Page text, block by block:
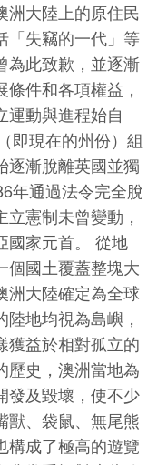
洲大陸上的原住民
「失竊的一代」等
為此致歉，並逐漸
件和各項權益，
運動與進程始自
即現在的州份）組
逐漸脫離英國並獨
年通過法令完全脫
憲制未曾變動，
國家元首。 從地
個國土覆蓋整塊大
洲大陸確定為全球
地均視為島嶼，
獲益於相對孤立的
歷史，澳洲當地為
發及毀壞，使不少
獸、袋鼠、無尾熊
構成了極高的遊覽